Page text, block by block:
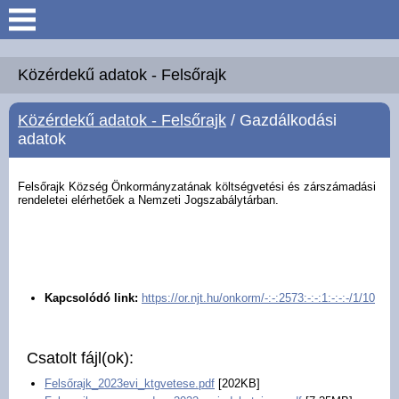
Keresés
Köszöntő
Hírek
Galéria
Közérdekű adatok - Felsőrajk
Közérdekű adatok - Felsőrajk / Gazdálkodási
adatok
Felsőrajk Község Önkormányzatának költségvetési és zárszámadási
rendeletei elérhetőek a Nemzeti Jogszabálytárban.
Kapcsolódó link: https://or.njt.hu/onkorm/-:-:2573:-:-:1:-:-:-/1/10
Csatolt fájl(ok):
Felsőrajk_2023evi_ktgvetese.pdf [202KB]